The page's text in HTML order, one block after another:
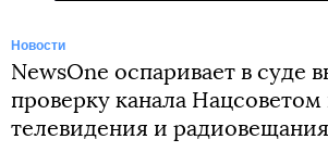
Новости
NewsOne оспаривает в суде
проверку канала
телевидения и радиовещания